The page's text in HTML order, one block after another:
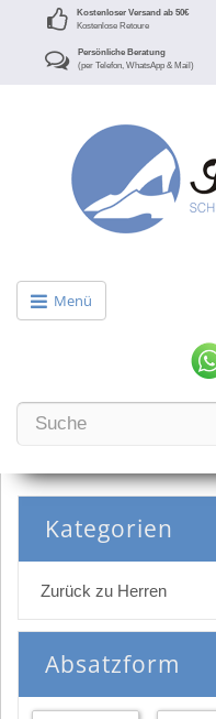
Kostenloser Versand ab 50€
Kostenlose Retoure
Persönliche Beratung
(per Telefon, WhatsApp & Mail)
Menü
Kategorien
Zurück zu Herren
Absatzform